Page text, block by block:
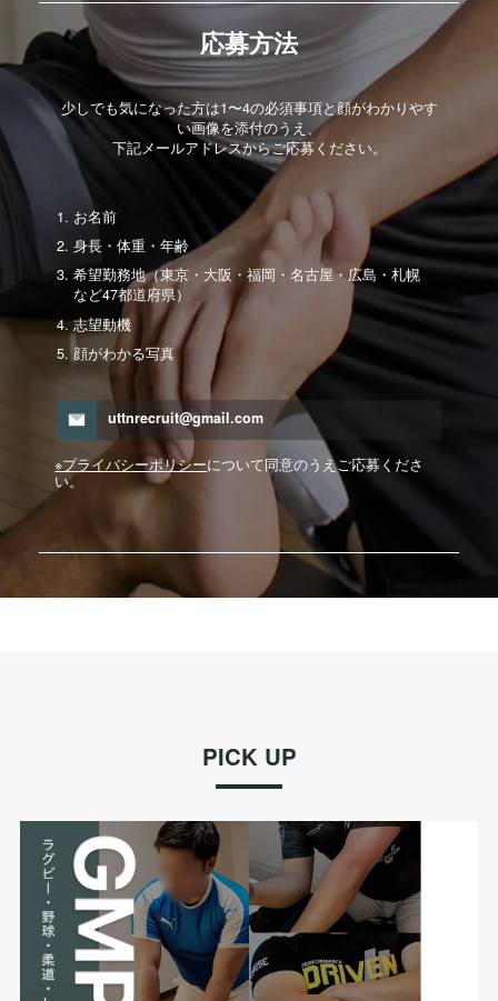
応募方法
少しでも気になった方は1〜4の必須事項と顔がわかりやす
い画像を添付のうえ、
下記メールアドレスからご応募ください。
お名前
身長・体重・年齢
希望勤務地（東京・大阪・福岡・名古屋・広島・札幌
など47都道府県）
志望動機
顔がわかる写真
uttnrecruit@gmail.com
※プライバシーポリシーについて同意のうえご応募くださ
い。
PICK UP